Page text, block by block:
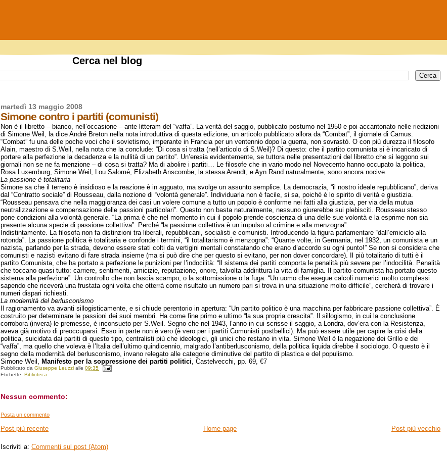
Cerca nel blog
martedì 13 maggio 2008
Simone contro i partiti (comunisti)
Non è il libretto – bianco, nell’occasione – ante litteram del “vaffa”. La verità del saggio, pubblicato postumo nel 1950 e poi accantonato nelle riedizioni
di Simone Weil, la dice André Breton nella nota introduttiva di questa edizione, un articolo pubblicato allora da “Combat”, il giornale di Camus.
“Combat” fu una delle poche voci che il sovietismo, imperante in Francia per un ventennio dopo la guerra, non sovrastò. O con più durezza il filosofo
Alain, maestro di S.Weil, nella nota che la conclude: “Di cosa si tratta (nell’articolo di S.Weil)? Di questo: che il partito comunista si è incaricato di
portare alla perfezione la decadenza e la nullità di un partito”. Un’eresia evidentemente, se tuttora nelle presentazioni del libretto che si leggono sui
giornali non se ne fa menzione – di cosa si tratta? Ma di abolire i partiti… Le filosofe che in vario modo nel Novecento hanno occupato la politica,
Rosa Luxemburg, Simone Weil, Lou Salomé, Elizabeth Anscombe, la stessa Arendt, e Ayn Rand naturalmente, sono ancora nocive.
La passione è totalitaria
Simone sa che il terreno è insidioso e la reazione è in agguato, ma svolge un assunto semplice. La democrazia, “il nostro ideale repubblicano”, deriva
dal “Contratto sociale” di Rousseau, dalla nozione di “volontà generale”. Individuarla non è facile, si sa, poiché è lo spirito di verità e giustizia.
“Rousseau pensava che nella maggioranza dei casi un volere comune a tutto un popolo è conforme nei fatti alla giustizia, per via della mutua
neutralizzazione e compensazione delle passioni particolari”. Questo non basta naturalmente, nessuno giurerebbe sui plebisciti. Rousseau stesso
pone condizioni alla volontà generale. “La prima è che nel momento in cui il popolo prende coscienza di una delle sue volontà e la esprime non sia
presente alcuna specie di passione collettiva”. Perché “la passione collettiva è un impulso al crimine e alla menzogna”.
Indistintamente. La filosofa non fa distinzioni tra liberali, repubblicani, socialisti e comunisti. Introducendo la figura parlamentare “dall’emiciclo alla
rotonda”. La passione politica è totalitaria e confonde i termini, “il totalitarismo è menzogna”: “Quante volte, in Germania, nel 1932, un comunista e un
nazista, parlando per la strada, devono essere stati colti da vertigini mentali constatando che erano d’accordo su ogni punto!” Se non si considera che
comunisti e nazisti evitano di fare strada insieme (ma si può dire che per questo si evitano, per non dover concordare). Il più totalitario di tutti è il
partito Comunista, che ha portato a perfezione le punizioni per l’indocilità: “Il sistema dei partiti comporta le penalità più severe per l’indocilità. Penalità
che toccano quasi tutto: carriere, sentimenti, amicizie, reputazione, onore, talvolta addirittura la vita di famiglia. Il partito comunista ha portato questo
sistema alla perfezione”. Un controllo che non lascia scampo, o la sottomissione o la fuga: “Un uomo che esegue calcoli numerici molto complessi
sapendo che riceverà una frustata ogni volta che otterrà come risultato un numero pari si trova in una situazione molto difficile”, cercherà di trovare i
numeri dispari richiesti.
La modernità del berlusconismo
Il ragionamento va avanti sillogisticamente, e si chiude perentorio in apertura: “Un partito politico è una macchina per fabbricare passione collettiva”. È
costruito per determinare le passioni dei suoi membri. Ha come fine primo e ultimo “la sua propria crescita”. Il sillogismo, in cui la conclusione
corrobora (invera) le premesse, è inconsueto per S.Weil. Segno che nel 1943, l’anno in cui scrisse il saggio, a Londra, dov’era con la Resistenza,
aveva già motivo di preoccuparsi. Esso in parte non è vero (è vero per i partiti Comunisti postbellici). Ma può essere utile per capire la crisi della
politica, suicidata dai partiti di questo tipo, centralisti più che ideologici, gli unici che restano in vita. Simone Weil è la negazione dei Grillo e dei
“vaffa”, ma quello che voleva è l’Italia dell’ultimo quindicennio, malgrado l’antiberlusconismo, della politica liquida direbbe il sociologo. O questo è il
segno della modernità del berlusconismo, invano relegato alle categorie diminutive del partito di plastica e del populismo.
Simone Weil,Manifesto per la soppressione dei partiti politici , Castelvecchi, pp. 69, €7
Pubblicato daGiuseppe Leuzzi alle09:35
Etichette:Biblioteca
Nessun commento:
Posta un commento
Post più recente Post più vecchio
Home page
Iscriviti a:Commenti sul post (Atom)